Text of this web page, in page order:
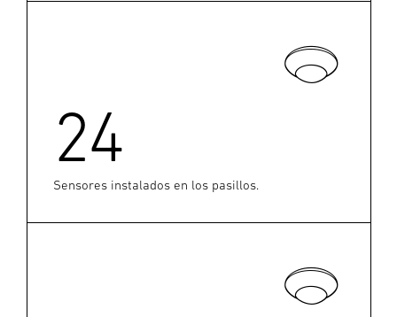
24
Sensores instalados en los pasillos.